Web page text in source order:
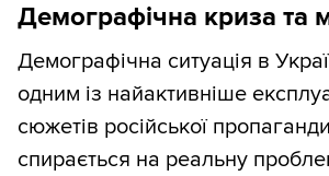
Демографічна криза та
Демографічна ситуація в
одним із найактивніше
сюжетів російської
спирається на реальну